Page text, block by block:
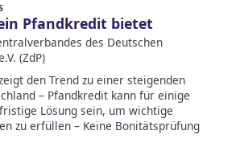
Pfandkredit bietet
des Deutschen
(ZdP)
den Trend zu einer steigenden
– Pfandkredit kann für einige
Lösung sein, um wichtige
zu erfüllen – Keine Bonitätsprüfung